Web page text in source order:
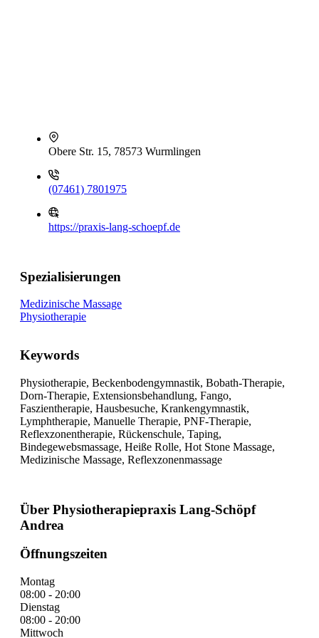
Obere Str. 15, 78573 Wurmlingen
(07461) 7801975
https://praxis-lang-schoepf.de
Spezialisierungen
Medizinische Massage
Physiotherapie
Keywords
Physiotherapie, Beckenbodengymnastik, Bobath-Therapie,
Dorn-Therapie, Extensionsbehandlung, Fango,
Faszientherapie, Hausbesuche, Krankengymnastik,
Lymphtherapie, Manuelle Therapie, PNF-Therapie,
Reflexzonentherapie, Rückenschule, Taping,
Bindegewebsmassage, Heiße Rolle, Hot Stone Massage,
Medizinische Massage, Reflexzonenmassage
Über Physiotherapiepraxis Lang-Schöpf
Andrea
Öffnungszeiten
Montag
08:00 - 20:00
Dienstag
08:00 - 20:00
Mittwoch